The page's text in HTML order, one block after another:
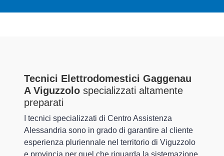
Tecnici Elettrodomestici Gaggenau
A Viguzzolo specializzati altamente
preparati
I tecnici specializzati di Centro Assistenza
Alessandria sono in grado di garantire al cliente
esperienza pluriennale nel territorio di Viguzzolo